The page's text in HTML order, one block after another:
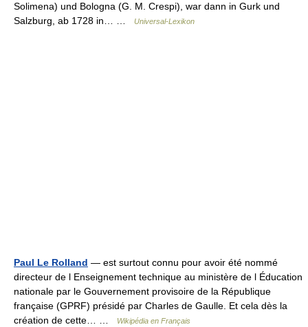
Solimena) und Bologna (G. M. Crespi), war dann in Gurk und
Salzburg, ab 1728 in… …
Universal-Lexikon
Paul Le Rolland — est surtout connu pour avoir été nommé
directeur de l Enseignement technique au ministère de l Éducation
nationale par le Gouvernement provisoire de la République
française (GPRF) présidé par Charles de Gaulle. Et cela dès la
création de cette… …
Wikipédia en Français